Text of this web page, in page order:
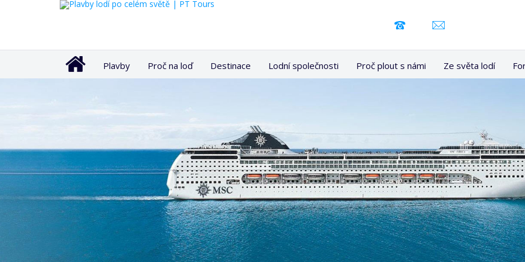
Plavby Proč na loď Destinace Lodní společnosti Proč plout s námi Ze světa lodí